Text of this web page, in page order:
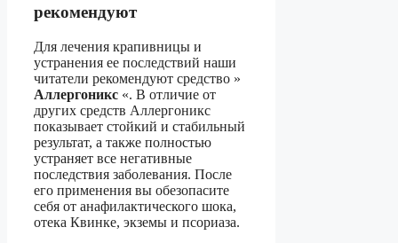
рекомендуют
Для лечения крапивницы и
устранения ее последствий наши
читатели рекомендуют средство »
Аллергоникс «. В отличие от
других средств Аллергоникс
показывает стойкий и стабильный
результат, а также полностью
устраняет все негативные
последствия заболевания. После
его применения вы обезопасите
себя от анафилактического шока,
отека Квинке, экземы и псориаза.